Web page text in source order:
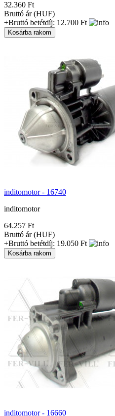
32.360 Ft
Bruttó ár (HUF)
+Bruttó betétdíj: 12.700 Ft
inditomotor - 16740
inditomotor
64.257 Ft
Bruttó ár (HUF)
+Bruttó betétdíj: 19.050 Ft
inditomotor - 16660